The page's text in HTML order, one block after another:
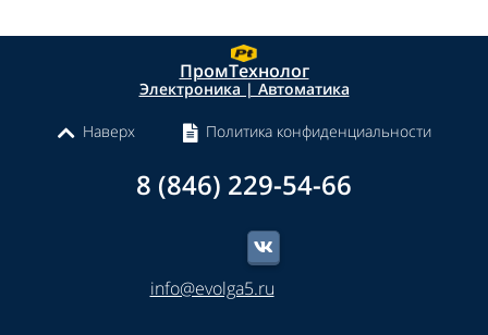
ПромТехнолог
Электроника | Автоматика
Наверх Политика конфиденциальности
8 (846) 229-54-66
info@evolga5.ru